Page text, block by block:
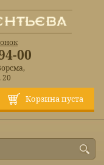
Корзина пуста
00
20